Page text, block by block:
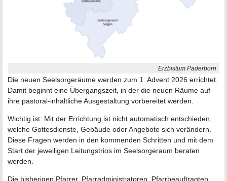
Erzbistum Paderborn
Die neuen Seelsorgeräume werden zum 1. Advent 2026 errichtet.
Damit beginnt eine Übergangszeit, in der die neuen Räume auf
ihre pastoral-inhaltliche Ausgestaltung vorbereitet werden.
Wichtig ist: Mit der Errichtung ist nicht automatisch entschieden,
welche Gottesdienste, Gebäude oder Angebote sich verändern.
Diese Fragen werden in den kommenden Schritten und mit dem
Start der jeweiligen Leitungstrios im Seelsorgeraum beraten
werden.
Die bisherigen Pfarrer, Pfarradministratoren, Pfarrbeauftragten